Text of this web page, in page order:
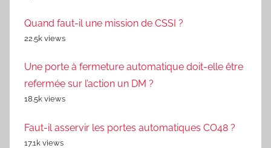
Quand faut-il une mission de CSSI ?
22.5k views
Une porte à fermeture automatique doit-elle être
refermée sur l’action un DM ?
18.5k views
Faut-il asservir les portes automatiques CO48 ?
17.1k views